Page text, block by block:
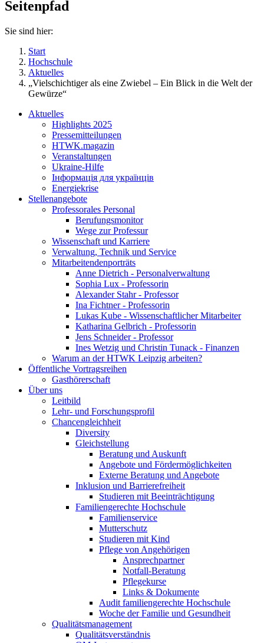
Seitenpfad
Sie sind hier:
Start
Hochschule
Aktuelles
„Vielschichtiger als eine Zwiebel – Ein Blick in die Welt der
Gewürze“
Aktuelles
Highlights 2025
Pressemitteilungen
HTWK.magazin
Veranstaltungen
Ukraine-Hilfe
Інформація для українців
Energiekrise
Stellenangebote
Professorales Personal
Berufungsmonitor
Wege zur Professur
Wissenschaft und Karriere
Verwaltung, Technik und Service
Mitarbeitendenporträts
Anne Dietrich - Personalverwaltung
Sophia Lux - Professorin
Alexander Stahr - Professor
Ina Fichtner - Professorin
Lukas Kube - Wissenschaftlicher Mitarbeiter
Katharina Gelbrich - Professorin
Jens Schneider - Professor
Ines Wetzig und Christin Tunack - Finanzen
Warum an der HTWK Leipzig arbeiten?
Öffentliche Vortragsreihen
Gasthörerschaft
Über uns
Leitbild
Lehr- und Forschungsprofil
Chancengleichheit
Diversity
Gleichstellung
Beratung und Auskunft
Angebote und Fördermöglichkeiten
Externe Beratung und Angebote
Inklusion und Barrierefreiheit
Studieren mit Beeinträchtigung
Familiengerechte Hochschule
Familienservice
Mutterschutz
Studieren mit Kind
Pflege von Angehörigen
Ansprechpartner
Notfall-Beratung
Pflegekurse
Links & Dokumente
Audit familiengerechte Hochschule
Woche der Familie und Gesundheit
Qualitätsmanagement
Qualitätsverständnis